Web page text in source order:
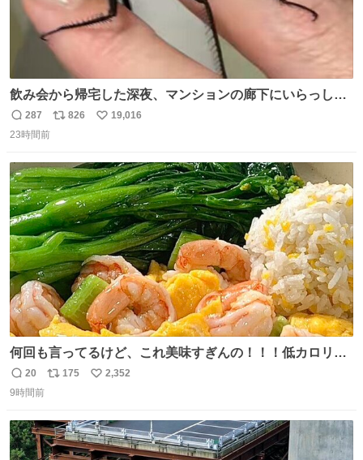
飲み会から帰宅した深夜、マンションの廊下にいらっしゃ
ったオニヤンマ様 まさかこんな都会でお会いできるなんて
思っておらず大興奮しております かっこよすぎる 指を差し
たが、飛ばないということは弱っていらっしゃるのでしょ
うか…素敵すぎる
返
信
287
リ
ト
数
826
い
数
19,016
23時間前
何回も言ってるけど、これ美味すぎんの！！！低カロリー
で満足感エグいから一生食べてる😭
返
信
20
リ
ト
数
175
い
数
2,352
9時間前